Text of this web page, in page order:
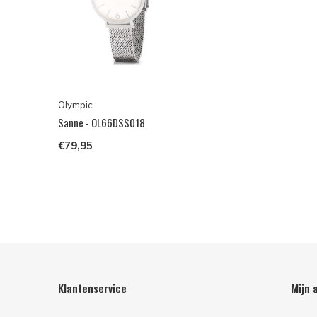
Olympic
Sanne - OL66DSS018
€79,95
Klantenservice Mijn